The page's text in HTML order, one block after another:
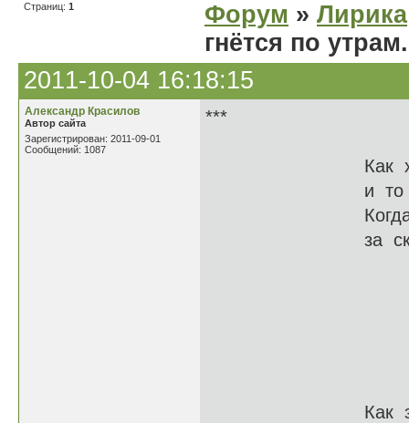
Страниц: 1 Форум » Лирика
гнётся по
2011-10-04 16:18:15
Александр Красилов
Автор сайта
Зарегистрирован: 2011-09-01
Сообщений: 1087
***
Как хорошо,
и то стоит,
Когда здоров
за скудной
Как